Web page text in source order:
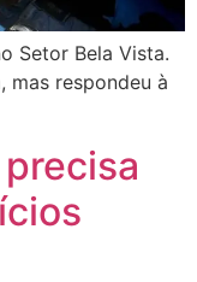
Setor Bela Vista.
mas respondeu à